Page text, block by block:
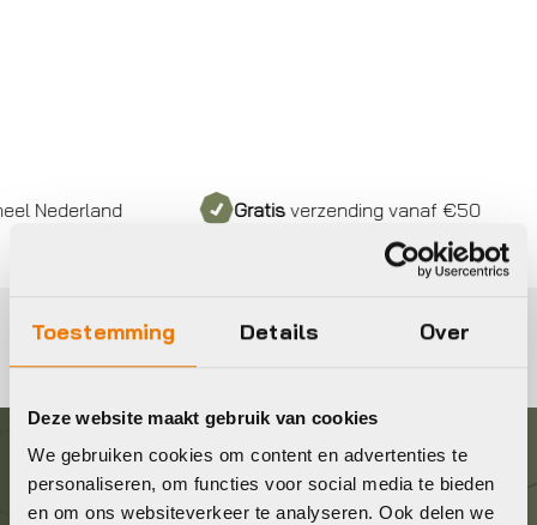
Toestemming Details Over
Deze website maakt gebruik van cookies
We gebruiken cookies om content en advertenties te
personaliseren, om functies voor social media te bieden
en om ons websiteverkeer te analyseren. Ook delen we
Nederland Gratisverzending vanaf €50
Graag in contact komen?